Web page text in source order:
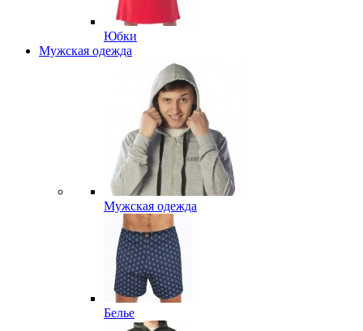
Юбки
Мужская одежда
Мужская одежда
Белье